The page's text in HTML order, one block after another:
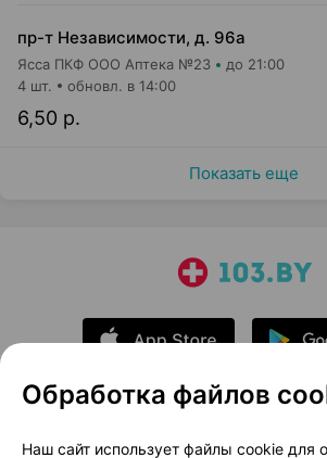
пр-т Независимости, д. 96а
Ясса ПКФ ООО Аптека №23 до 21:00
6,50 р.
4 шт. обновл. в 14:00
Показать еще
О проекте Новости
Обработка файлов
Наш сайт использует файлы cookie для